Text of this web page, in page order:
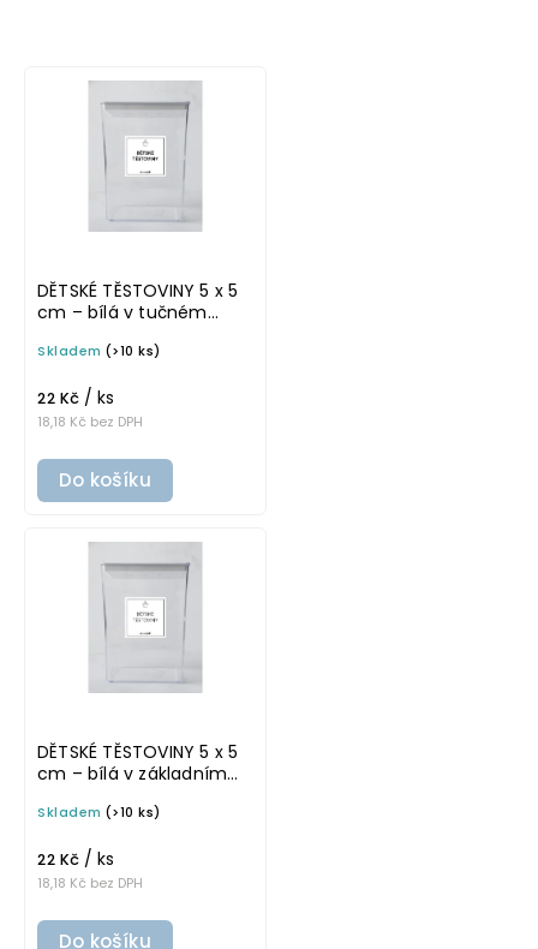
DĚTSKÉ TĚSTOVINY 5 x 5
cm – bílá v tučném
samolepka na
Skladem (>10 ks)
18,18 Kč bez DPH
22 Kč / ks
Do košíku
DĚTSKÉ TĚSTOVINY 5 x 5
cm – bílá v základním
samolepka na
Skladem (>10 ks)
18,18 Kč bez DPH
22 Kč / ks
Do košíku